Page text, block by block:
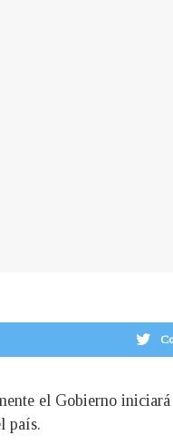
el Gobierno
país.